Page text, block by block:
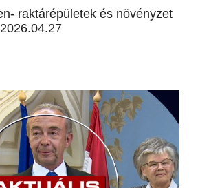
raktárépületek és növényzet